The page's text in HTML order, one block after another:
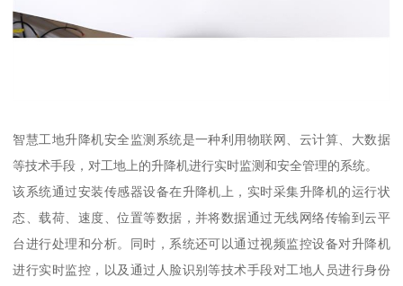
智慧工地升降机安全监测系统是一种利用物联网、云计算、大数据
等技术手段，对工地上的升降机进行实时监测和安全管理的系统。
该系统通过安装传感器设备在升降机上，实时采集升降机的运行状
态、载荷、速度、位置等数据，并将数据通过无线网络传输到云平
台进行处理和分析。同时，系统还可以通过视频监控设备对升降机
进行实时监控，以及通过人脸识别等技术手段对工地人员进行身份